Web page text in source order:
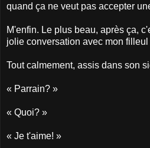
quand ça ne veut pas accepter
M'enfin. Le plus beau, après ça,
jolie conversation avec mon filleul
Tout calmement, assis dans son
« Parrain? »
« Quoi? »
« Je t'aime! »